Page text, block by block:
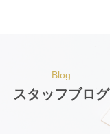
Blog
スタッフブログ